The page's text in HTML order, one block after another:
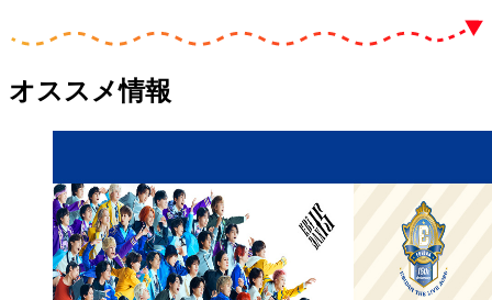
オススメ情報